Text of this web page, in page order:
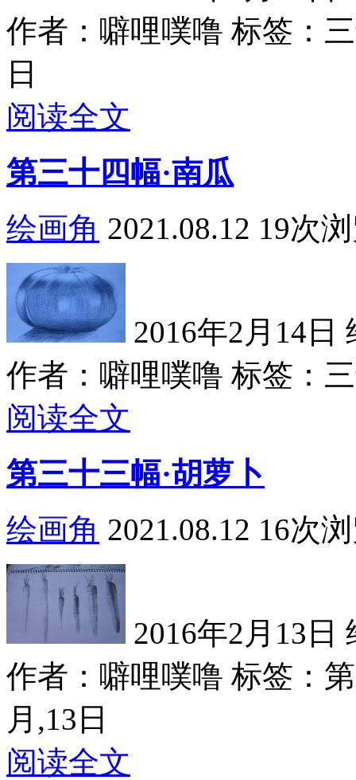
作者：噼哩噗噜 标签：
日
阅读全文
第三十四幅·南瓜
绘画角 2021.08.12 19次
2016年2月14日
作者：噼哩噗噜 标签：
阅读全文
第三十三幅·胡萝卜
绘画角 2021.08.12 16次
2016年2月13日
作者：噼哩噗噜 标签：
月,13日
阅读全文